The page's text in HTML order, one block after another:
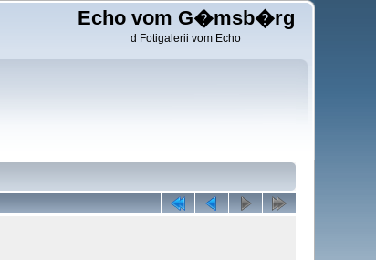
Echo vom G�msb�rg
d Fotigalerii vom Echo